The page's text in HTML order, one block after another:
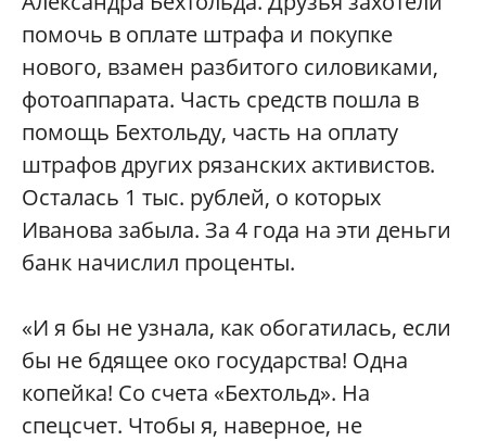
помочь в оплате штрафа и покупке
нового, взамен разбитого силовиками,
фотоаппарата. Часть средств пошла в
помощь Бехтольду, часть на оплату
штрафов других рязанских активистов.
Осталась 1 тыс. рублей, о которых
Иванова забыла. За 4 года на эти деньги
банк начислил проценты.
«И я бы не узнала, как обогатилась, если
бы не бдящее око государства! Одна
копейка! Со счета «Бехтольд». На
спецсчет. Чтобы я, наверное, не